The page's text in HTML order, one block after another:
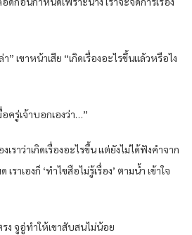
” เขาหน้าเสีย “เกิดเรื่องอะไรขึ้นแล้วหรือไง
ครู่เจ้าบอกเองว่า…”
เราว่าเกิดเรื่องอะไรขึ้น แต่ยังไม่ได้ฟังคำจาก
าเองก็ ‘ทำไขสือไม่รู้เรื่อง’ ตามน้ำ เข้าใจ
ง จูอู่ทำให้เขาสับสนไม่น้อย